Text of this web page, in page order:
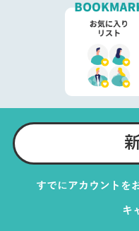
すでにアカウントを
キ